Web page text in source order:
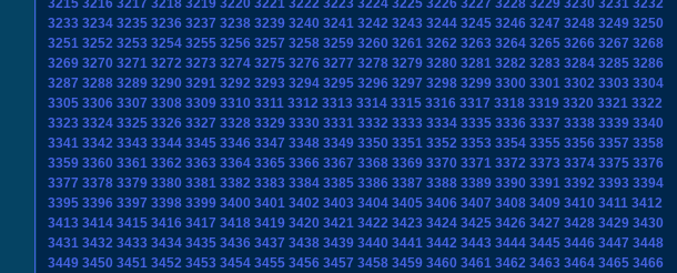
3215 3216 3217 3218 3219 3220 3221 3222 3223 3224 3225 3226 3227 3228 3229 3230 3231 3232
3233 3234 3235 3236 3237 3238 3239 3240 3241 3242 3243 3244 3245 3246 3247 3248 3249 3250
3251 3252 3253 3254 3255 3256 3257 3258 3259 3260 3261 3262 3263 3264 3265 3266 3267 3268
3269 3270 3271 3272 3273 3274 3275 3276 3277 3278 3279 3280 3281 3282 3283 3284 3285 3286
3287 3288 3289 3290 3291 3292 3293 3294 3295 3296 3297 3298 3299 3300 3301 3302 3303 3304
3305 3306 3307 3308 3309 3310 3311 3312 3313 3314 3315 3316 3317 3318 3319 3320 3321 3322
3323 3324 3325 3326 3327 3328 3329 3330 3331 3332 3333 3334 3335 3336 3337 3338 3339 3340
3341 3342 3343 3344 3345 3346 3347 3348 3349 3350 3351 3352 3353 3354 3355 3356 3357 3358
3359 3360 3361 3362 3363 3364 3365 3366 3367 3368 3369 3370 3371 3372 3373 3374 3375 3376
3377 3378 3379 3380 3381 3382 3383 3384 3385 3386 3387 3388 3389 3390 3391 3392 3393 3394
3395 3396 3397 3398 3399 3400 3401 3402 3403 3404 3405 3406 3407 3408 3409 3410 3411 3412
3413 3414 3415 3416 3417 3418 3419 3420 3421 3422 3423 3424 3425 3426 3427 3428 3429 3430
3431 3432 3433 3434 3435 3436 3437 3438 3439 3440 3441 3442 3443 3444 3445 3446 3447 3448
3449 3450 3451 3452 3453 3454 3455 3456 3457 3458 3459 3460 3461 3462 3463 3464 3465 3466